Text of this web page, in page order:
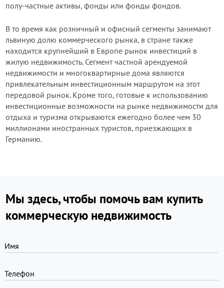
полу-частные активы, фонды или фонды фондов.
В то время как розничный и офисный сегменты занимают
львиную долю коммерческого рынка, в стране также
находится крупнейший в Европе рынок инвестиций в
жилую недвижимость. Сегмент частной арендуемой
недвижимости и многоквартирные дома являются
привлекательным инвестиционным маршрутом на этот
передовой рынок. Кроме того, готовые к использованию
инвестиционные возможности на рынке недвижимости для
отдыха и туризма открываются ежегодно более чем 30
миллионами иностранных туристов, приезжающих в
Германию.
Мы здесь, чтобы помочь вам купить
коммерческую недвижимость
Имя
Телефон